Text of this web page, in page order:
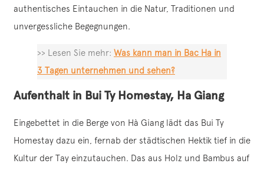
authentisches Eintauchen in die Natur, Traditionen und
unvergessliche Begegnungen.
>> Lesen Sie mehr: Was kann man in Bac Ha in
3 Tagen unternehmen und sehen?
Aufenthalt in Bui Ty Homestay, Ha Giang
Eingebettet in die Berge von Hà Giang lädt das Bui Ty
Homestay dazu ein, fernab der städtischen Hektik tief in die
Kultur der Tay einzutauchen. Das aus Holz und Bambus auf